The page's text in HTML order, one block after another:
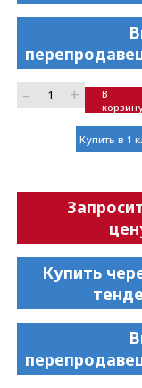
– +
В
Купить в 1
Купить